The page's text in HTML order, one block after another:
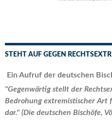
STEHT AUF GEGEN
Ein Aufruf der deutschen
"Gegenwärtig stellt der
Bedrohung extremistischer Art
dar." (Die deutschen Bischöfe,